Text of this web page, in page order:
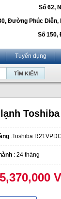
Số 62,
Đường Phúc Diễn,
Số 150,
Tuyển dụng
Toshiba
:Toshiba
: 24 tháng
5,370,000